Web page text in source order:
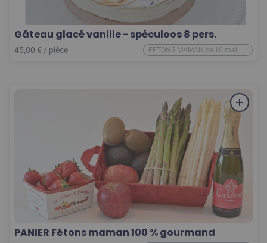
Gâteau glacé vanille - spéculoos 8 pers.
45,00 € / pièce
FETONS MAMAN ce 10 mai
2026
PANIER Fêtons maman 100 % gourmand